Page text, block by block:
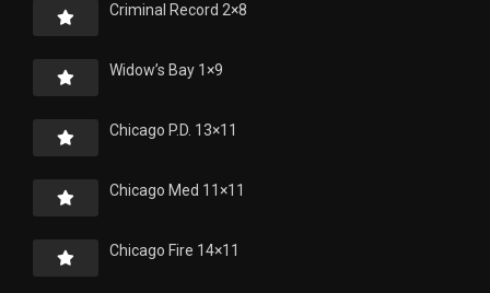
Criminal Record 2×8
Widow’s Bay 1×9
Chicago P.D. 13×11
Chicago Med 11×11
Chicago Fire 14×11